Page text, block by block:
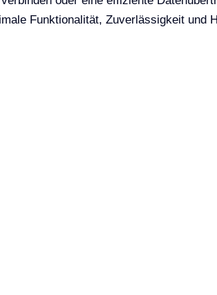
Funktionalität, Zuverlässigkeit und